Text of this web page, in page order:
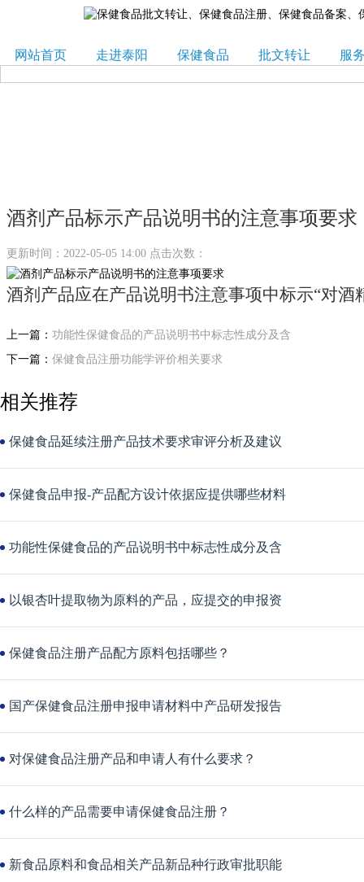
网站首页 走进泰阳 保健食品 批文转让 服
酒剂产品标示产品说明书的注意事项要求
更新时间：2022-05-05 14:00 点击次数：
酒剂产品应在产品说明书注意事项中标示“对
上一篇： 功能性保健食品的产品说明书中标志性成分及含
下一篇： 保健食品注册功能学评价相关要求
相关推荐
保健食品延续注册产品技术要求审评分析及建议
保健食品申报-产品配方设计依据应提供哪些材料
功能性保健食品的产品说明书中标志性成分及含
以银杏叶提取物为原料的产品，应提交的申报资
保健食品注册产品配方原料包括哪些？
国产保健食品注册申报申请材料中产品研发报告
对保健食品注册产品和申请人有什么要求？
什么样的产品需要申请保健食品注册？
新食品原料和食品相关产品新品种行政审批职能